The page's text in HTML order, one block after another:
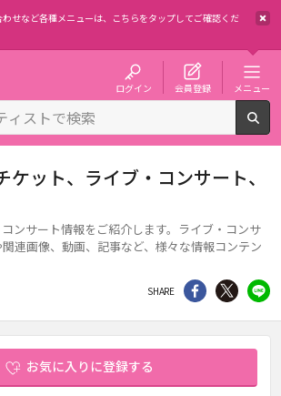
せなど各種メニューは、
こちらをタップしてご確認くだ
ログイン 会員登録 メニュー
ット、ライブ・コンサート、
ンサート情報をご紹介します。ライブ・コンサ
連画像、動画、記事など、様々な情報コンテン
SHARE シェア Twitter
お気に入りに登録する